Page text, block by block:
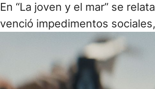
En “La joven y el mar” se
venció impedimentos